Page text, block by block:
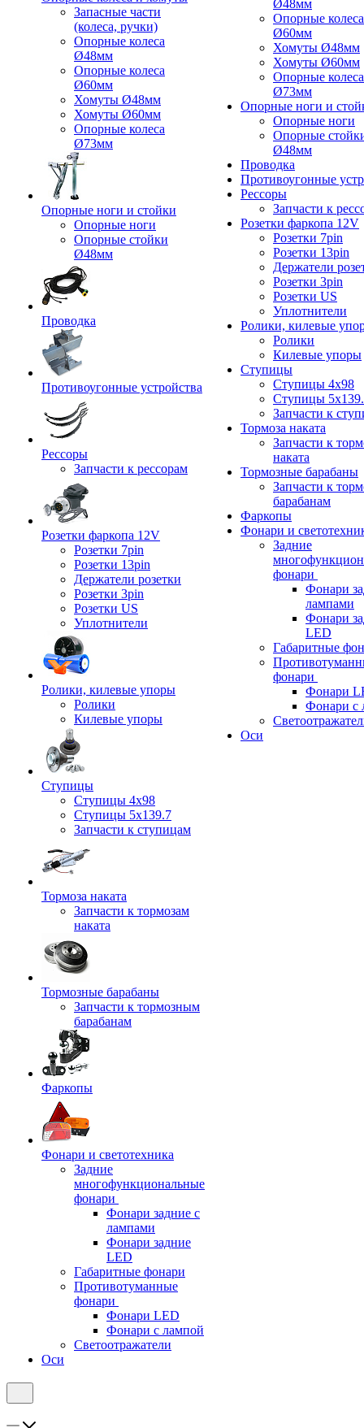
Запасные части
(колеса, ручки)
Опорные колеса
Ø48мм
Опорные колеса
Ø60мм
Хомуты Ø48мм
Хомуты Ø60мм
Опорные колеса
Ø73мм
Опорные ноги и стойки
Опорные ноги
Опорные стойки
Ø48мм
Проводка
Противоугонные устройства
Рессоры
Запчасти к рессорам
Розетки фаркопа 12V
Розетки 7pin
Розетки 13pin
Держатели розетки
Розетки 3pin
Розетки US
Уплотнители
Ролики, килевые упоры
Ролики
Килевые упоры
Ступицы
Ступицы 4x98
Ступицы 5x139.7
Запчасти к ступицам
Тормоза наката
Запчасти к тормозам
наката
Тормозные барабаны
Запчасти к тормозным
барабанам
Фаркопы
Фонари и светотехника
Задние
многофункциональные
фонари
Фонари задние с
лампами
Фонари задние
LED
Габаритные фонари
Противотуманные
фонари
Фонари LED
Фонари с лампой
Светоотражатели
Оси
Ø48мм
Опорные колеса
Ø60мм
Хомуты Ø48мм
Хомуты Ø60мм
Опорные колеса
Ø73мм
Опорные ноги и
Опорные ноги
Опорные
Ø48мм
Проводка
Противоугонные
Рессоры
Запчасти к
Розетки фаркопа 12V
Розетки 7pin
Розетки 13pin
Держатели
Розетки 3pin
Розетки US
Уплотнители
Ролики, килевые
Ролики
Килевые упоры
Ступицы
Ступицы 4x98
Ступицы
Запчасти к
Тормоза наката
Запчасти к
наката
Тормозные барабаны
Запчасти к
барабанам
Фаркопы
Фонари и
Задние
фонари
Фонари
лампами
Фонари
LED
Габаритные
фонари
Фонари
Фонари с
Оси